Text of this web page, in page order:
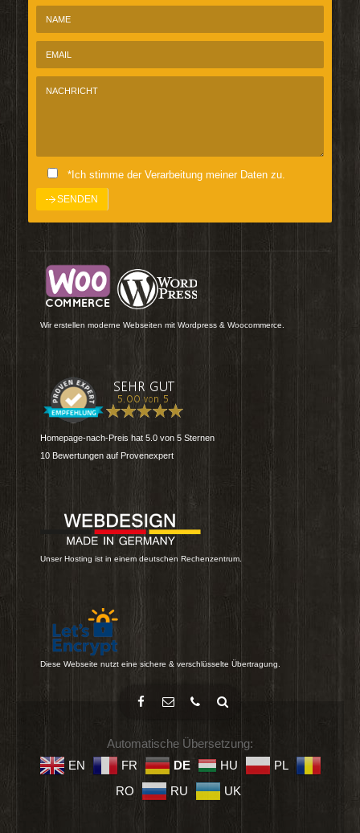
*Ich stimme der Verarbeitung meiner Daten zu.
Wir erstellen moderne Webseiten mit Wordpress & Woocommerce.
Homepage-nach-Preis hat 5.0 von 5 Sternen
10 Bewertungen auf Provenexpert
Unser Hosting ist in einem deutschen Rechenzentrum.
Diese Webseite nutzt eine sichere & verschlüsselte Übertragung.
Automatische Übersetzung:
EN
FR DE HU
PL
RO
RU UK